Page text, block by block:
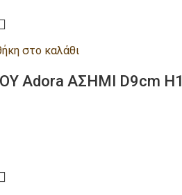
στο καλάθι
Adora ΑΣΗΜΙ D9cm